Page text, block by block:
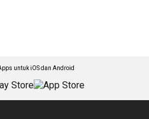
untuk iOS dan Android